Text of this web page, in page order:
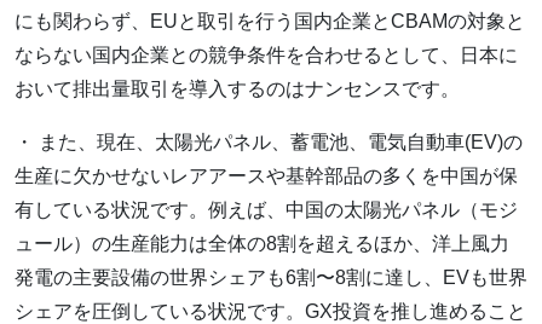
にも関わらず、EUと取引を行う国内企業とCBAMの対象と
ならない国内企業との競争条件を合わせるとして、日本に
おいて排出量取引を導入するのはナンセンスです。
・ また、現在、太陽光パネル、蓄電池、電気自動車(EV)の
生産に欠かせないレアアースや基幹部品の多くを中国が保
有している状況です。例えば、中国の太陽光パネル（モジ
ュール）の生産能力は全体の8割を超えるほか、洋上風力
発電の主要設備の世界シェアも6割〜8割に達し、EVも世界
シェアを圧倒している状況です。GX投資を推し進めること